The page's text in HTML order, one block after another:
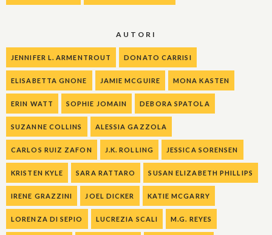
AUTORI
JENNIFER L. ARMENTROUT DONATO CARRISI
ELISABETTA GNONE JAMIE MCGUIRE MONA KASTEN
ERIN WATT SOPHIE JOMAIN DEBORA SPATOLA
SUZANNE COLLINS ALESSIA GAZZOLA
CARLOS RUIZ ZAFON J.K. ROLLING JESSICA SORENSEN
KRISTEN KYLE SARA RATTARO SUSAN ELIZABETH PHILLIPS
IRENE GRAZZINI JOEL DICKER KATIE MCGARRY
LORENZA DI SEPIO LUCREZIA SCALI M.G. REYES